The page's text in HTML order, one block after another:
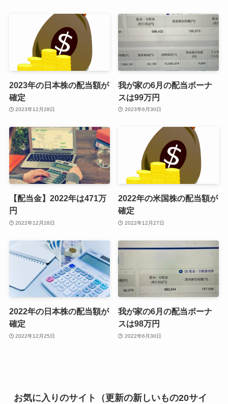
2023年の日本株の配当額が
確定
2023年12月28日
我が家の6月の配当ボーナ
スは99万円
2023年6月30日
【配当金】2022年は471万
円
2022年12月28日
2022年の米国株の配当額が
確定
2022年12月27日
2022年の日本株の配当額が
確定
2022年12月25日
我が家の6月の配当ボーナ
スは98万円
2022年6月30日
お気に入りのサイト（更新の新しいもの20サイ